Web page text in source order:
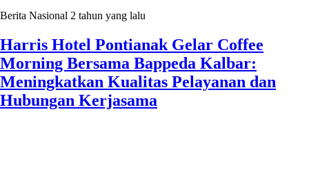
Berita Nasional 2 tahun yang lalu
Harris Hotel Pontianak Gelar Coffee
Morning Bersama Bappeda Kalbar:
Meningkatkan Kualitas Pelayanan dan
Hubungan Kerjasama